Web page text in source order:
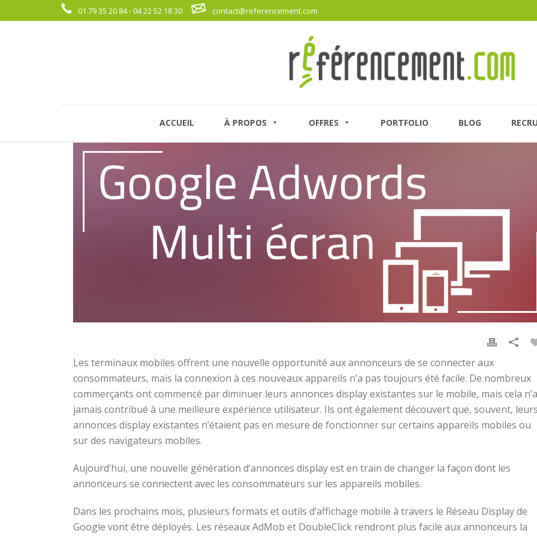
01 79 35 20 84 - 04 22 52 18 30 contact@referencement.com
ACCUEIL À PROPOS OFFRES PORTFOLIO BLOG
Les terminaux mobiles offrent une nouvelle opportunité aux annonceurs de se connecter aux
consommateurs, mais la connexion à ces nouveaux appareils n’a pas toujours été facile. De nombreux
commerçants ont commencé par diminuer leurs annonces display existantes sur le mobile, mais cela n’a
jamais contribué à une meilleure expérience utilisateur. Ils ont également découvert que, souvent, leurs
annonces display existantes n’étaient pas en mesure de fonctionner sur certains appareils mobiles ou
sur des navigateurs mobiles.
Aujourd’hui, une nouvelle génération d’annonces display est en train de changer la façon dont les
annonceurs se connectent avec les consommateurs sur les appareils mobiles.
Dans les prochains mois, plusieurs formats et outils d’affichage mobile à travers le Réseau Display de
Google vont être déployés. Les réseaux AdMob et DoubleClick rendront plus facile aux annonceurs la